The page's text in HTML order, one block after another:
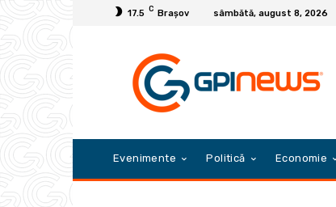
17.5 C Braşov sâmbătă, august 8, 2026
Evenimente Politică Economie